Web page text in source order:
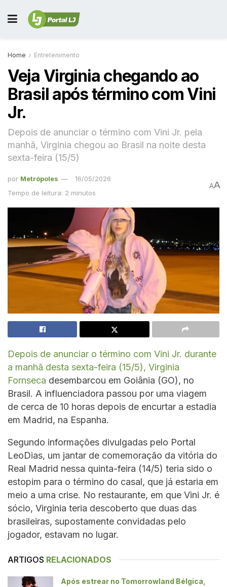
Home Entretenimento
Veja Virginia chegando ao
Brasil após término com Vini
Jr.
Depois de anunciar o término com Vini Jr. pela
manhã, Virginia chegou ao Brasil na noite desta
sexta-feira (15/5)
por Metrópoles
16/05/2026
Tempo de leitura: 2 minutos
AA
Depois de anunciar o término com Vini Jr. durante
a manhã desta sexta-feira (15/5), Virginia
Fornseca desembarcou em Goiânia (GO), no
Brasil. A influenciadora passou por uma viagem
de cerca de 10 horas depois de encurtar a estadia
em Madrid, na Espanha.
Segundo informações divulgadas pelo Portal
LeoDias, um jantar de comemoração da vitória do
Real Madrid nessa quinta-feira (14/5) teria sido o
estopim para o término do casal, que já estaria em
meio a uma crise. No restaurante, em que Vini Jr. é
sócio, Virginia teria descoberto que duas das
brasileiras, supostamente convidadas pelo
jogador, estavam no lugar.
ARTIGOS RELACIONADOS
Após estrear no Tomorrowland Bélgica,